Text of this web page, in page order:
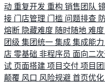
动 重复开发 重构 销售团队
接 门店管理 门槛 问题排查
熔断 隐藏难度 随时随地 难度
团级 集团统一 集成 集成能力
店 零基础 非程序员 面向二
试 页面搭建 项目交付 项目团
颠覆 风口 风险规避 首页优化